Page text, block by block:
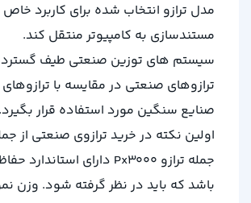
مستندسازی به کامپیوتر منتقل کند.
سیستم های توزین صنعتی طیف گسترده
ترازوهای صنعتی در مقایسه با
صنایع سنگین مورد استفاده قرار
اولین نکته در خرید ترازوی صنعتی
باشد که باید در نظر گرفته شود. وزن